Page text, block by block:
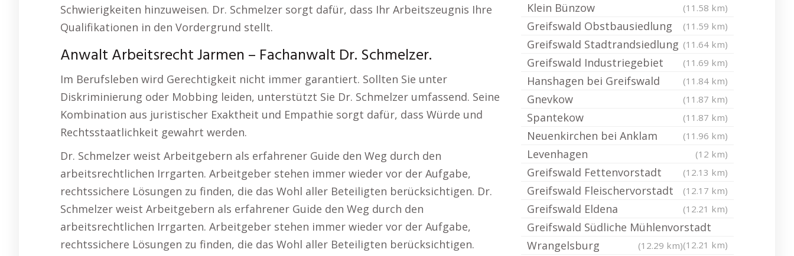
Schwierigkeiten hinzuweisen. Dr. Schmelzer sorgt dafür, dass Ihr Arbeitszeugnis Ihre
Qualifikationen in den Vordergrund stellt.
Anwalt Arbeitsrecht Jarmen – Fachanwalt Dr. Schmelzer.
Im Berufsleben wird Gerechtigkeit nicht immer garantiert. Sollten Sie unter
Diskriminierung oder Mobbing leiden, unterstützt Sie Dr. Schmelzer umfassend. Seine
Kombination aus juristischer Exaktheit und Empathie sorgt dafür, dass Würde und
Rechtsstaatlichkeit gewahrt werden.
Dr. Schmelzer weist Arbeitgebern als erfahrener Guide den Weg durch den
arbeitsrechtlichen Irrgarten. Arbeitgeber stehen immer wieder vor der Aufgabe,
rechtssichere Lösungen zu finden, die das Wohl aller Beteiligten berücksichtigen. Dr.
Schmelzer weist Arbeitgebern als erfahrener Guide den Weg durch den
arbeitsrechtlichen Irrgarten. Arbeitgeber stehen immer wieder vor der Aufgabe,
rechtssichere Lösungen zu finden, die das Wohl aller Beteiligten berücksichtigen.
Klein Bünzow (11.58 km)
Greifswald Obstbausiedlung (11.59 km)
Greifswald Stadtrandsiedlung (11.64 km)
Greifswald Industriegebiet (11.69 km)
Hanshagen bei Greifswald (11.84 km)
Gnevkow (11.87 km)
Spantekow (11.87 km)
Neuenkirchen bei Anklam (11.96 km)
Levenhagen (12 km)
Greifswald Fettenvorstadt (12.13 km)
Greifswald Fleischervorstadt (12.17 km)
Greifswald Eldena (12.21 km)
Greifswald Südliche Mühlenvorstadt
(12.21 km)
Wrangelsburg (12.29 km)